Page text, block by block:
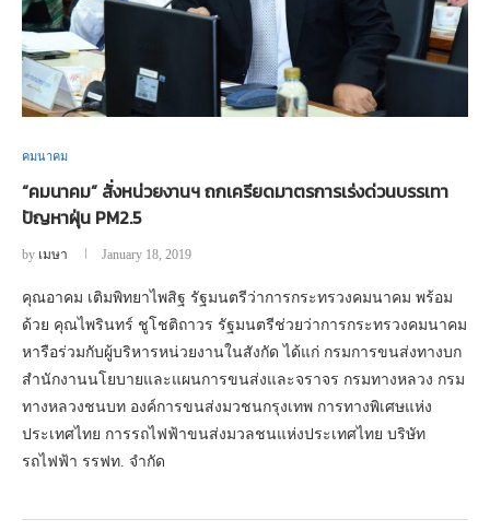
คมนาคม
“คมนาคม” สั่งหน่วยงานฯ ถกเครียดมาตรการเร่งด่วนบรรเทา
ปัญหาฝุ่น PM2.5
by เมษา January 18, 2019
คุณอาคม เติมพิทยาไพสิฐ รัฐมนตรีว่าการกระทรวงคมนาคม พร้อม
ด้วย คุณไพรินทร์ ชูโชติถาวร รัฐมนตรีช่วยว่าการกระทรวงคมนาคม
หารือร่วมกับผู้บริหารหน่วยงานในสังกัด ได้แก่ กรมการขนส่งทางบก
สำนักงานนโยบายและแผนการขนส่งและจราจร กรมทางหลวง กรม
ทางหลวงชนบท องค์การขนส่งมวชนกรุงเทพ การทางพิเศษแห่ง
ประเทศไทย การรถไฟฟ้าขนส่งมวลชนแห่งประเทศไทย บริษัท
รถไฟฟ้า รรฟท. จำกัด